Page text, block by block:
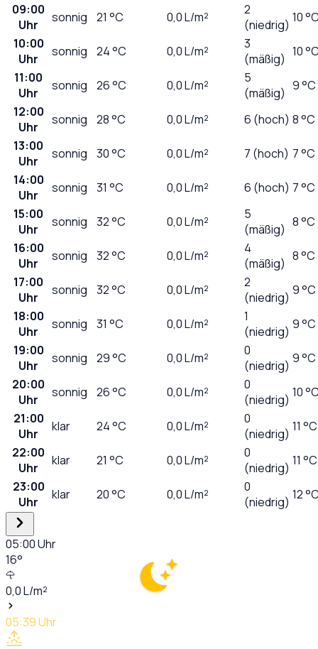
09:00
Uhr
sonnig 21 °C 0,0L/m²
2
(niedrig) 10
10:00
Uhr
sonnig 24°C 0,0L/m²
3
(mäßig) 10
11:00
Uhr
sonnig 26°C 0,0L/m²
5
(mäßig) 9 °C
12:00
Uhr
sonnig 28°C 0,0L/m² 6 (hoch) 8 °C
13:00
Uhr
sonnig 30°C 0,0L/m² 7 (hoch) 7 °C
14:00
Uhr
sonnig 31 °C 0,0L/m² 6 (hoch) 7 °C
15:00
Uhr
sonnig 32°C 0,0L/m²
5
(mäßig) 8 °C
16:00
Uhr
sonnig 32°C 0,0L/m²
4
(mäßig) 8 °C
17:00
Uhr
sonnig 32°C 0,0L/m²
2
(niedrig) 9 °C
18:00
Uhr
sonnig 31 °C 0,0L/m²
1
(niedrig) 9 °C
19:00
Uhr
sonnig 29°C 0,0L/m²
0
(niedrig) 9 °C
20:00
Uhr
sonnig 26°C 0,0L/m²
0
(niedrig) 10
21:00
Uhr
klar 24°C 0,0L/m²
0
(niedrig) 11 °C
22:00
Uhr
klar 21 °C 0,0L/m²
0
(niedrig) 11 °C
23:00
Uhr
klar 20°C 0,0L/m²
0
(niedrig) 12
05:00Uhr
16°
0,0L/m²
05:39Uhr